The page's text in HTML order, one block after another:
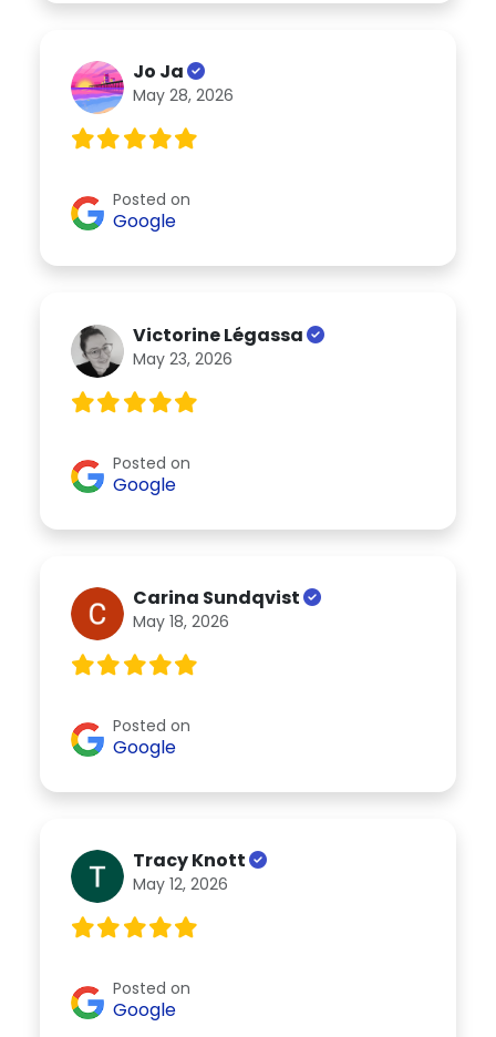
Jo Ja
May 28, 2026
Posted on
Google
Victorine Légassa
May 23, 2026
Posted on
Google
Carina Sundqvist
May 18, 2026
Posted on
Google
Tracy Knott
May 12, 2026
Posted on
Google